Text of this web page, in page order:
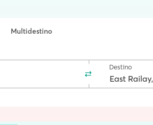
Multidestino
Destino